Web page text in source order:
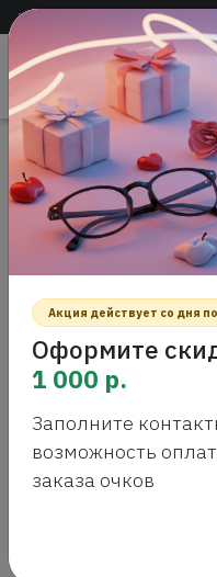
Доставка по всей России
САЛОН ОПТИКИ
Главная
Интернет-
Солнцезащитные очки
Polaroid PLD 6060
POLAROID PLD
Акция действует со дня
Оформите
1 000 р.
Заполните
возможность
заказа очков